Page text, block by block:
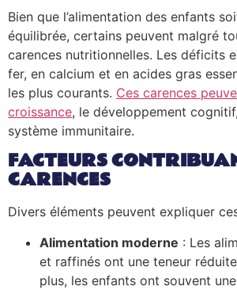
Bien que l’alimentation des enfants
équilibrée, certains peuvent malgré
carences nutritionnelles. Les déficits
fer, en calcium et en acides gras
les plus courants. Ces carences
croissance, le développement
système immunitaire.
FACTEURS
CARENCES
Divers éléments peuvent expliquer
Alimentation moderne : Les
et raffinés ont une teneur
plus, les enfants ont souvent